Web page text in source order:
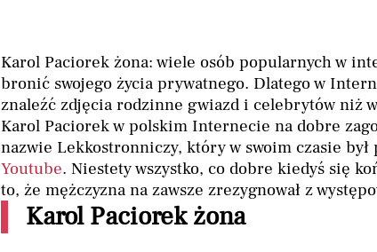
Karol Paciorek żona: wiele osób popularnych w
bronić swojego życia prywatnego. Dlatego w
znaleźć zdjęcia rodzinne gwiazd i celebrytów niż
Karol Paciorek w polskim Internecie na dobre
nazwie Lekkostronniczy, który w swoim czasie
Youtube. Niestety wszystko, co dobre kiedyś się
to, że mężczyzna na zawsze zrezygnował z
Karol Paciorek żona